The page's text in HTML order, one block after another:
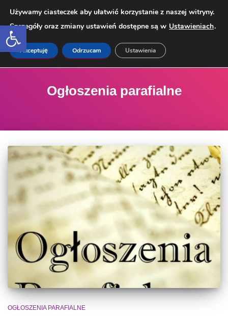
Open toolbar
Ogłoszenia parafialne
OGŁOSZENIA PARAFIALNE
Używamy ciasteczek aby ułatwić korzystanie z naszej witryny.
Szczegóły oraz zmiany ustawień dostępne są w Ustawieniach.
Akceptuję Odrzucam Ustawienia